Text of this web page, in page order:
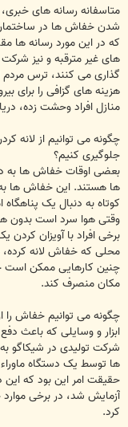
متاسفانه رسانه های خبری،
شدن خفاش ها در ساختمان
که در این مورد رسانه ها
های غیر مترقبه و نیز
گذاری می کنند، ترس مردم
هزینه های گزافی را برای
منازل افراد وحشت زده،
چگونه می توانیم از لانه
جلوگیری کنیم؟
بعضی اوقات خفاش ها به
ها هستند. این خفاش ها
کوتاه به دنبال یک
وقتی هوا سرد است بدون
برخی افراد با آویزان کردن
محلی که خفاش لانه کرده،
چنین کارهایی ممکن است
مکان منصرف کند.
چگونه می توانیم خفاش را
ابزار و وسایلی که باعث
شرکت تولیدی در شیکاگو
حقیقت امر این بود که
آزمایش شد، در برخی
کرد.